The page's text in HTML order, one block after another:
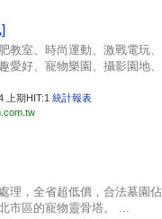
教室、時尚運動、激戰電玩、
愛好、寵物樂園、攝影園地、
上期HIT:1 統計報表
理，全省超低價，合法墓園佔
市區的寵物靈骨塔。 ...